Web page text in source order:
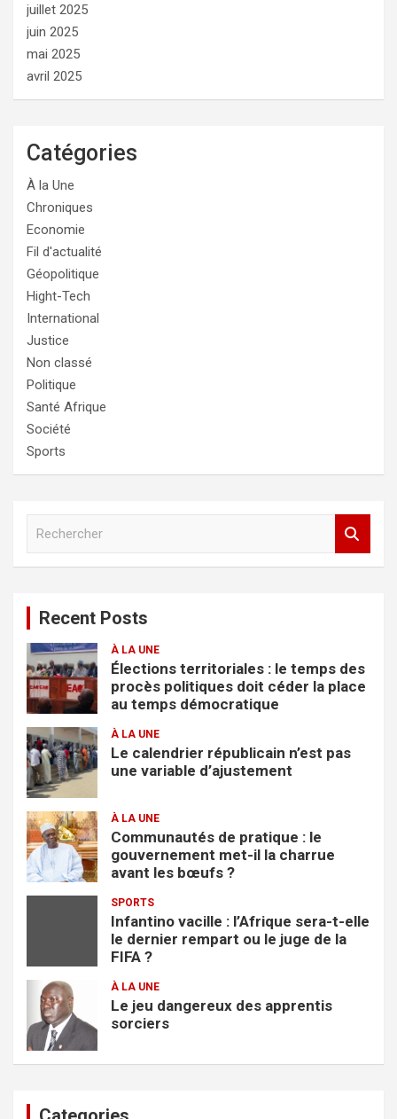
juillet 2025
juin 2025
mai 2025
avril 2025
Catégories
À la Une
Chroniques
Economie
Fil d'actualité
Géopolitique
Hight-Tech
International
Justice
Non classé
Politique
Santé Afrique
Société
Sports
c
h
e
r
Recent Posts
À LA UNE
Élections territoriales : le temps des
procès politiques doit céder la place
au temps démocratique
À LA UNE
Le calendrier républicain n’est pas
une variable d’ajustement
À LA UNE
Communautés de pratique : le
gouvernement met-il la charrue
avant les bœufs ?
SPORTS
Infantino vacille : l’Afrique sera-t-elle
le dernier rempart ou le juge de la
FIFA ?
À LA UNE
Le jeu dangereux des apprentis
sorciers